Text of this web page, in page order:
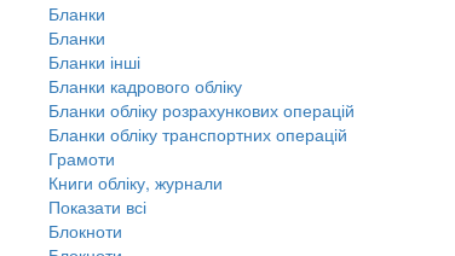
Бланки
Бланки
Бланки інші
Бланки кадрового обліку
Бланки обліку розрахункових операцій
Бланки обліку транспортних операцій
Грамоти
Книги обліку, журнали
Показати всі
Блокноти